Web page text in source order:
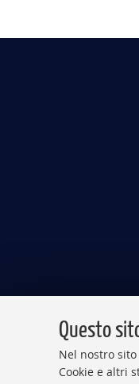
Questo
Nel nostro
Cookie e altri